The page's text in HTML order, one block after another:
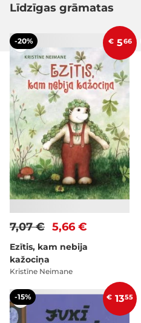
Līdzīgas grāmatas
-20% € 566
5,66 €
7,07 €
Ezītis, kam nebija
kažociņa
Kristīne Neimane
-15% € 1355